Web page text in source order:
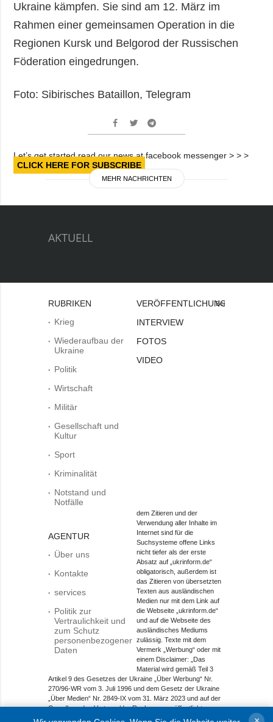
Ukraine kämpfen. Sie sind am 12. März im
Rahmen einer gemeinsamen Operation in die
Regionen Kursk und Belgorod der Russischen
Föderation eingedrungen.
Foto: Sibirisches Bataillon, Telegram
Let’s get started read our news at facebook messenger > > >
CLICK HERE FOR SUBSCRIBE
MEHR NACHRICHTEN
AKTUELL
RUBRIKEN
Krieg
Wiederaufbau der
Ukraine
Politik
Wirtschaft
Militär
Gesellschaft und
Kultur
Sport
Kriminalität
Notstand und
Notfälle
AGENTUR
Über uns
Kontakte
services
Politik zur
Vertraulichkeit und
zum Schutz
personenbezogener
Daten
VERÖFFENTLICHUNGEN
INTERVIEW
FOTOS
VIDEO
Bei
dem Zitieren und der
Verwendung aller Inhalte im
Internet sind für die
Suchsysteme offene Links
nicht tiefer als der erste
Absatz auf „ukrinform.de“
obligatorisch, außerdem ist
das Zitieren von übersetzten
Texten aus ausländischen
Medien nur mit dem Link auf
die Webseite „ukrinform.de“
und auf die Webseite des
ausländisches Mediums
zulässig. Texte mit dem
Vermerk „Werbung“ oder mit
einem Disclaimer: „Das
Material wird gemäß Teil 3
Artikel 9 des Gesetzes der Ukraine „Über Werbung“ Nr.
270/96-WR vom 3. Juli 1996 und dem Gesetz der Ukraine
„Über Medien“ Nr. 2849-IX vom 31. März 2023 und auf der
Grundlage des Vertrags/der Rechnung veröffentlicht.